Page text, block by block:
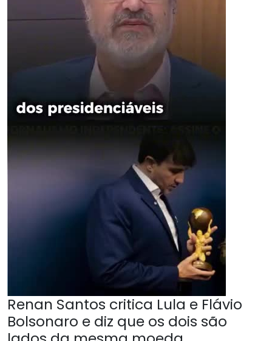
Renan Santos critica Lula e Flávio
Bolsonaro e diz que os dois são